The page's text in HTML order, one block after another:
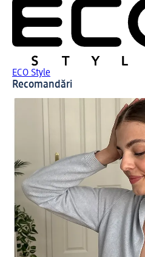
ECO Style
Recomandări